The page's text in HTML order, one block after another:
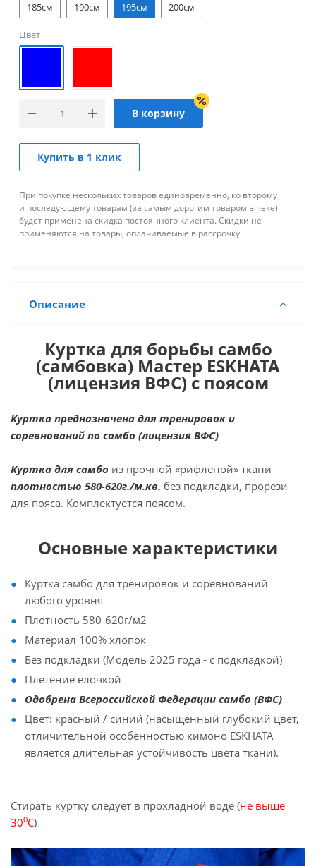
185см 190см 195см 200см
Цвет
В корзину
Купить в 1 клик
При покупке нескольких товаров единовременно, ко второму
и последующему товарам (за самым дорогим товаром в чеке)
будет применена скидка постоянного клиента. Скидки не
применяются на товары, оплачиваемые в рассрочку.
Описание
Куртка для борьбы самбо
(самбовка) Мастер ESKHATA
(лицензия ВФС) с поясом
Куртка предназначена для тренировок и
соревнований по самбо (лицензия ВФС)
Куртка для самбо из прочной «рифленой» ткани
плотностью 580-620г./м.кв. без подкладки, прорези
для пояса. Комплектуется поясом.
Основные характеристики
Куртка самбо для тренировок и соревнований
любого уровня
Плотность 580-620г/м2
Материал 100% хлопок
Без подкладки (Модель 2025 года - с подкладкой)
Плетение елочкой
Одобрена Всероссийской Федерации самбо (ВФС)
Цвет: красный / синий (насыщенный глубокий цвет,
отличительной особенностью кимоно ESKHATA
является длительная устойчивость цвета ткани).
Стирать куртку следует в прохладной воде (не выше
300С)